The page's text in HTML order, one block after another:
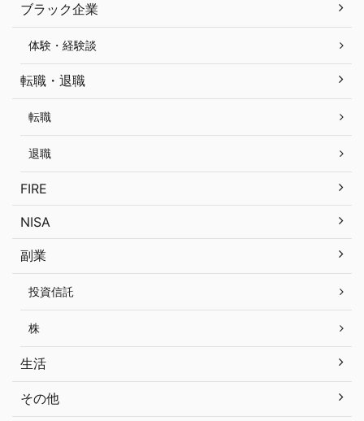
ブラック企業
体験・経験談
転職・退職
転職
退職
FIRE
NISA
副業
投資信託
株
生活
その他